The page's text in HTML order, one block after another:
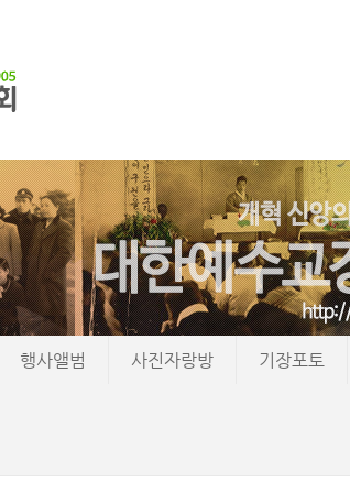
행사앨범 사진자랑방 기장포토